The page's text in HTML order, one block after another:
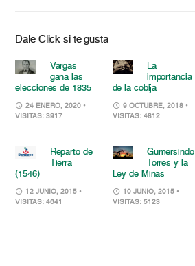
Dale Click si te gusta
Vargas
gana las
elecciones de 1835
24 ENERO, 2020 •
VISITAS: 3917
La
importancia
de la cobija
9 OCTUBRE, 2018 •
VISITAS: 4812
Reparto de
Tierra
(1546)
12 JUNIO, 2015 •
VISITAS: 4641
Gumersindo
Torres y la
Ley de Minas
10 JUNIO, 2015 •
VISITAS: 5123